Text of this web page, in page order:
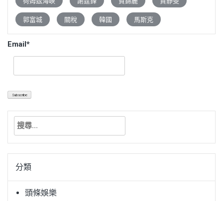
郭富城 關稅 韓國 馬斯克
Email*
搜
關
字:分類
頭條娛樂